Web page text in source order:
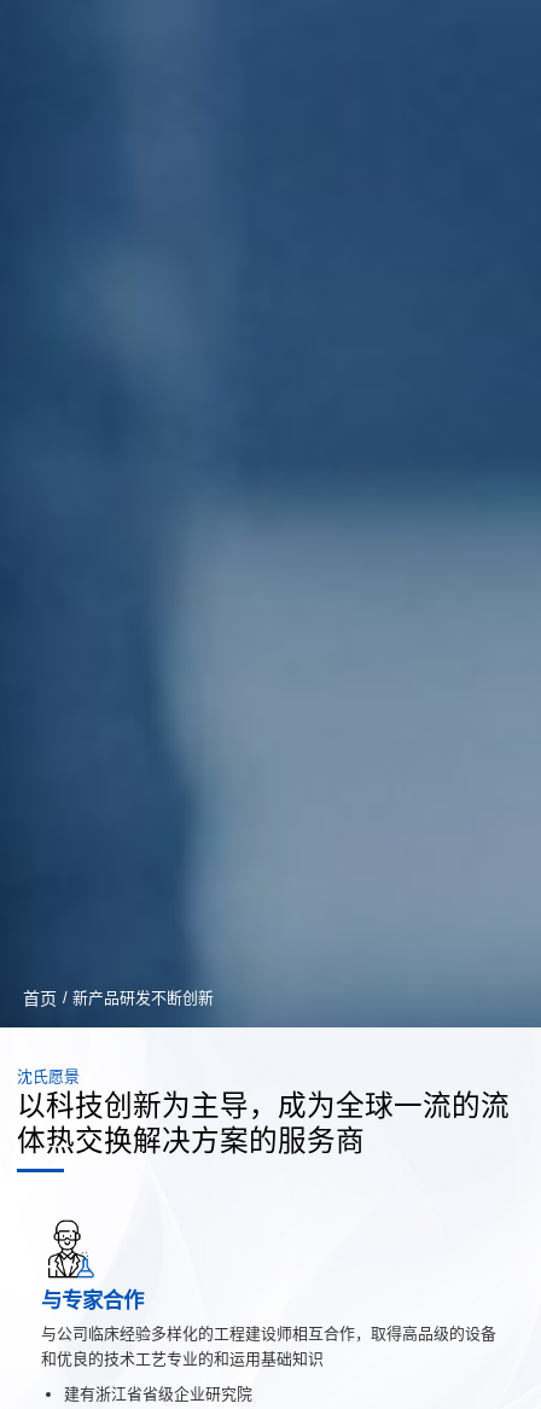
首页 / 新产品研发不断创新
沈氏愿景
以科技创新为主导，成为全球一流的流
体热交换解决方案的服务商
与专家合作
与公司临床经验多样化的工程建设师相互合作，取得高品级的设备
和优良的技术工艺专业的和运用基础知识
建有浙江省省级企业研究院